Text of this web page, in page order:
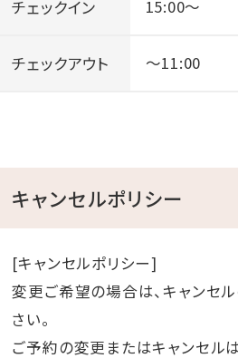
※日程・営業内容について、状
チェックイン 15:00～
チェックアウト ～11:00
キャンセルポリシー
[キャンセルポリシー]
変更ご希望の場合は、キャンセ
さい。
ご予約の変更またはキャンセル